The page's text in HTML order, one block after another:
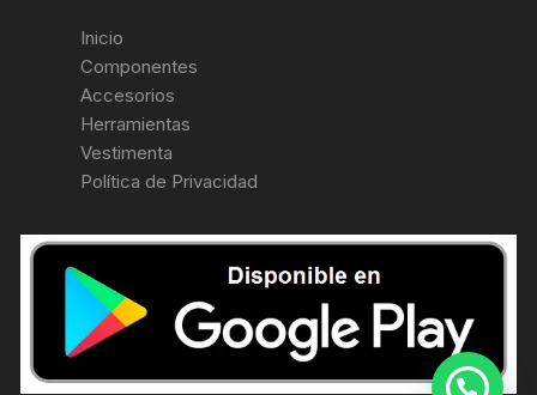
Inicio
Componentes
Accesorios
Herramientas
Vestimenta
Política de Privacidad